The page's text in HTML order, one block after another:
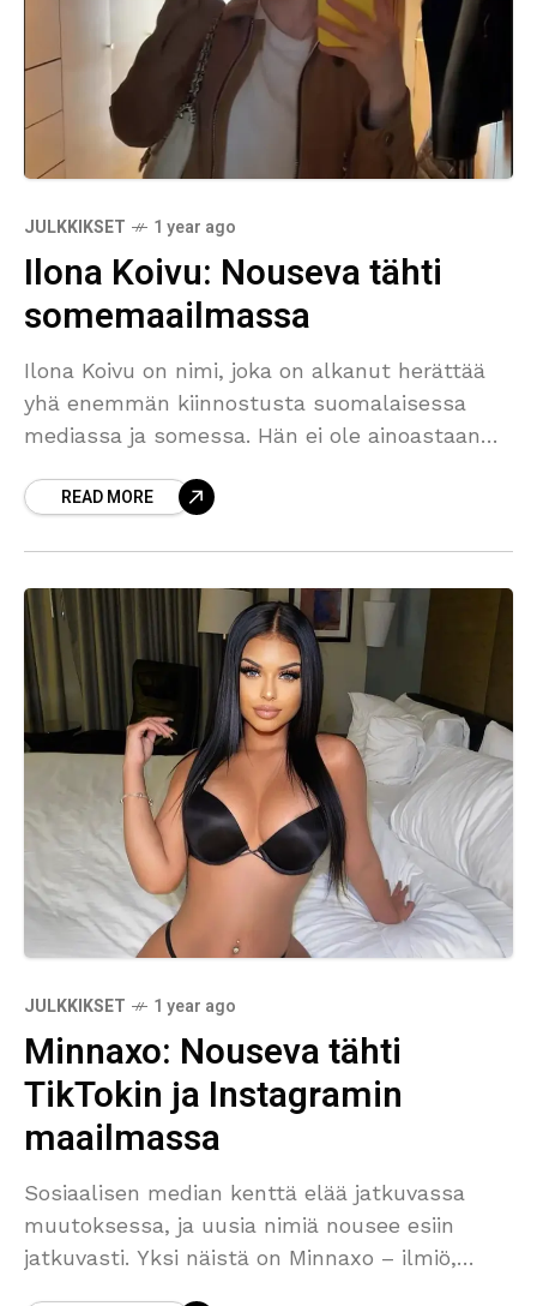
JULKKIKSET 1 year ago
Ilona Koivu: Nouseva tähti
somemaailmassa
Ilona Koivu on nimi, joka on alkanut herättää
yhä enemmän kiinnostusta suomalaisessa
mediassa ja somessa. Hän ei ole ainoastaan
vaan myös oma persoonansa, joka rakentaa
READ MORE
JULKKIKSET 1 year ago
Minnaxo: Nouseva tähti
TikTokin ja Instagramin
maailmassa
Sosiaalisen median kenttä elää jatkuvassa
muutoksessa, ja uusia nimiä nousee esiin
jatkuvasti. Yksi näistä on Minnaxo – ilmiö,